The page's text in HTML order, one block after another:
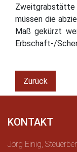
Zweitgrabstätte
müssen die
Maß gekürzt
Erbschaft-/
Zurück
KONTAKT
Jörg Einig,